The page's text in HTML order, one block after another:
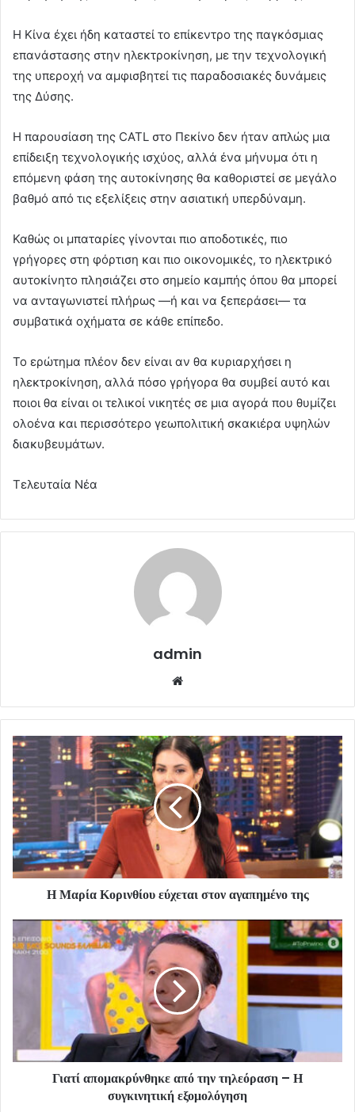
Η Κίνα έχει ήδη καταστεί το επίκεντρο της παγκόσμιας
επανάστασης στην ηλεκτροκίνηση, με την τεχνολογική
της υπεροχή να αμφισβητεί τις παραδοσιακές δυνάμεις
της Δύσης.
Η παρουσίαση της CATL στο Πεκίνο δεν ήταν απλώς μια
επίδειξη τεχνολογικής ισχύος, αλλά ένα μήνυμα ότι η
επόμενη φάση της αυτοκίνησης θα καθοριστεί σε μεγάλο
βαθμό από τις εξελίξεις στην ασιατική υπερδύναμη.
Καθώς οι μπαταρίες γίνονται πιο αποδοτικές, πιο
γρήγορες στη φόρτιση και πιο οικονομικές, το ηλεκτρικό
αυτοκίνητο πλησιάζει στο σημείο καμπής όπου θα μπορεί
να ανταγωνιστεί πλήρως —ή και να ξεπεράσει— τα
συμβατικά οχήματα σε κάθε επίπεδο.
Το ερώτημα πλέον δεν είναι αν θα κυριαρχήσει η
ηλεκτροκίνηση, αλλά πόσο γρήγορα θα συμβεί αυτό και
ποιοι θα είναι οι τελικοί νικητές σε μια αγορά που θυμίζει
ολοένα και περισσότερο γεωπολιτική σκακιέρα υψηλών
διακυβευμάτων.
Τελευταία Νέα
admin
Η Μαρία Κορινθίου εύχεται στον αγαπημένο της
Γιατί απομακρύνθηκε από την τηλεόραση – Η
συγκινητική εξομολόγηση